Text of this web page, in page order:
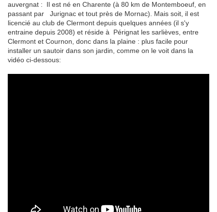
auvergnat : Il est né en Charente (à 80 km de Montemboeuf, en
passant par Jurignac et tout près de Mornac). Mais soit, il est
licencié au club de Clermont depuis quelques années (il s'y
entraine depuis 2008) et réside à Pérignat les sarlièves, entre
Clermont et Cournon, donc dans la plaine : plus facile pour
installer un sautoir dans son jardin, comme on le voit dans la
vidéo ci-dessous: